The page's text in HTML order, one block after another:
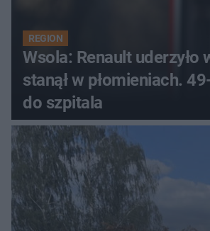
REGION
Wsola: Renault uderzyło
stanął w płomieniach.
do szpitala